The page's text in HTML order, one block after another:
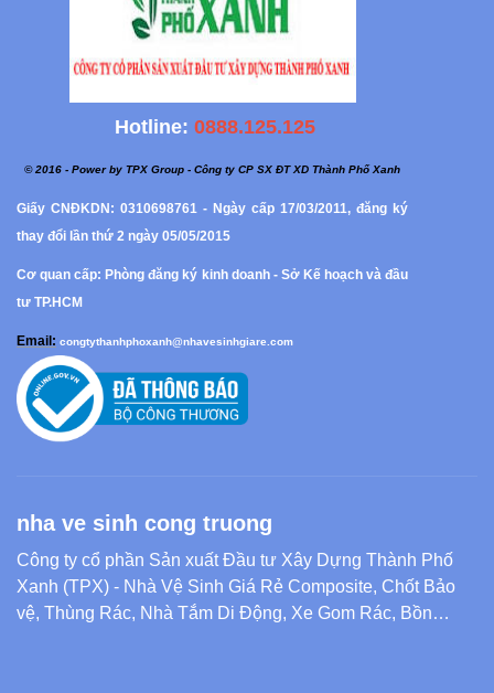
nha ve sinh cong truong
Công ty cổ phần Sản xuất Đầu tư Xây Dựng Thành Phố
Xanh (TPX) - Nhà Vệ Sinh Giá Rẻ Composite, Chốt Bảo
vệ, Thùng Rác, Nhà Tắm Di Động, Xe Gom Rác, Bồn
Hotline: 0888.125.125
© 2016 - Power by TPX Group - Công ty CP SX ĐT XD Thành Phố Xanh
Giấy CNĐKDN: 0310698761 - Ngày cấp 17/03/2011, đăng ký
thay đổi lần thứ 2 ngày 05/05/2015
Cơ quan cấp: Phòng đăng ký kinh doanh - Sở Kế hoạch và đầu
tư TP.HCM
Email: congtythanhphoxanh@nhavesinhgiare.com